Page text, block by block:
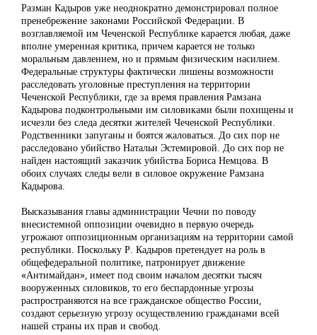
Разман Кадыров уже неоднократно демонстрировал полное
пренебрежение законами Российской Федерации. В
возглавляемой им Чеченской Республике карается любая, даже
вполне умеренная критика, причем карается не только
моральным давлением, но и прямым физическим насилием.
Федеральные структуры фактически лишены возможности
расследовать уголовные преступления на территории
Чеченской Республики, где за время правления Рамзана
Кадырова подконтрольными им силовиками были похищены и
исчезли без следа десятки жителей Чеченской Республики.
Родственники запуганы и боятся жаловаться. До сих пор не
расследовано убийство Натальи Эстемировой. До сих пор не
найден настоящий заказчик убийства Бориса Немцова. В
обоих случаях следы вели в силовое окружение Рамзана
Кадырова.
Высказывания главы администрации Чечни по поводу
внесистемной оппозиции очевидно в первую очередь
угрожают оппозиционным организациям на территории самой
республики. Поскольку Р. Кадыров претендует на роль в
общефедеральной политике, патронирует движение
«Антимайдан», имеет под своим началом десятки тысяч
вооруженных силовиков, то его беспардонные угрозы
распространяются на все гражданское общество России,
создают серьезную угрозу осуществлению гражданами всей
нашей страны их прав и свобод.